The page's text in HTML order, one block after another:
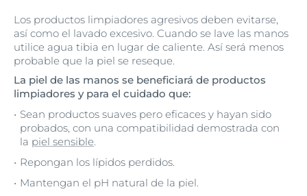
Los productos limpiadores agresivos deben evitarse,
así como el lavado excesivo. Cuando se lave las manos
utilice agua tibia en lugar de caliente. Así será menos
probable que la piel se reseque.
La piel de las manos se beneficiará de productos
limpiadores y para el cuidado que:
Sean productos suaves pero eficaces y hayan sido
probados, con una compatibilidad demostrada con
la piel sensible.
Repongan los lípidos perdidos.
Mantengan el pH natural de la piel.